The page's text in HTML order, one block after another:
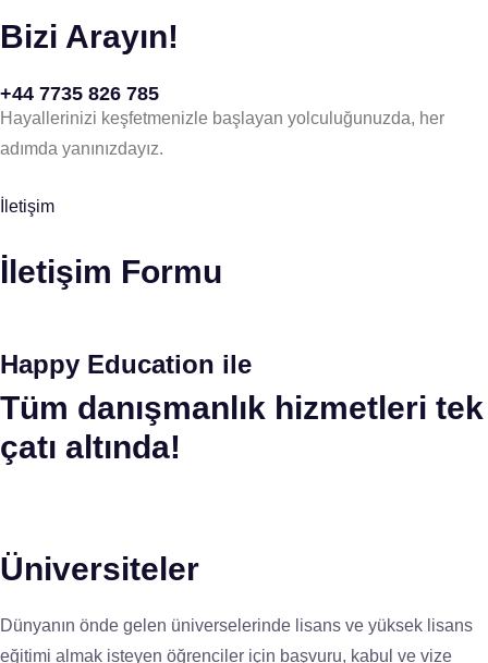
Bizi Arayın!
+44 7735 826 785
Hayallerinizi keşfetmenizle başlayan yolculuğunuzda, her
adımda yanınızdayız.
İletişim
İletişim Formu
Happy Education ile
Tüm danışmanlık hizmetleri tek
çatı altında!
Üniversiteler
Dünyanın önde gelen üniverselerinde lisans ve yüksek lisans
eğitimi almak isteyen öğrenciler için başvuru, kabul ve vize